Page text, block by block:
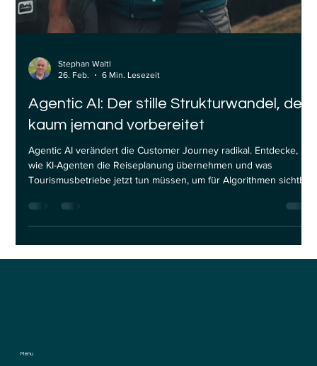
Agentic AI: Der stille Strukturwandel, den